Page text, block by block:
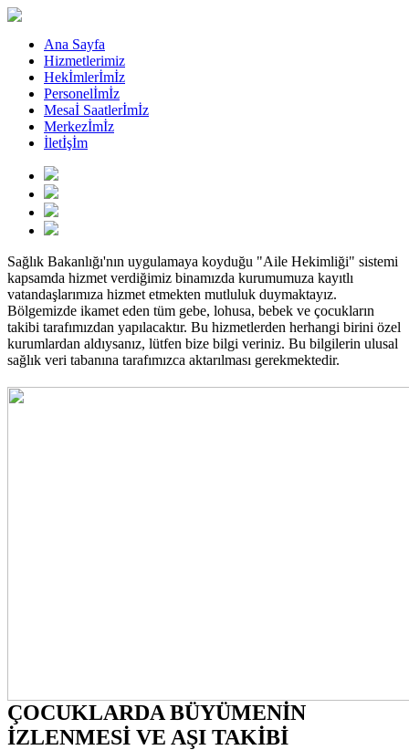
Ana Sayfa
Hizmetlerimiz
Hekİmlerİmİz
Personelİmİz
Mesaİ Saatlerİmİz
Merkezİmİz
İletİşİm
Sağlık Bakanlığı'nın uygulamaya koyduğu "Aile Hekimliği" sistemi
kapsamda hizmet verdiğimiz binamızda kurumumuza kayıtlı
vatandaşlarımıza hizmet etmekten mutluluk duymaktayız.
Bölgemizde ikamet eden tüm gebe, lohusa, bebek ve çocukların
takibi tarafımızdan yapılacaktır. Bu hizmetlerden herhangi birini özel
kurumlardan aldıysanız, lütfen bize bilgi veriniz. Bu bilgilerin ulusal
sağlık veri tabanına tarafımızca aktarılması gerekmektedir.
ÇOCUKLARDA BÜYÜMENİN
İZLENMESİ VE AŞI TAKİBİ